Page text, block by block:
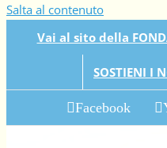
Salta al contenuto
Vai al sito della
SOSTIENI I
Facebook